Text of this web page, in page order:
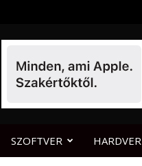
SZOFTVER HARDVER